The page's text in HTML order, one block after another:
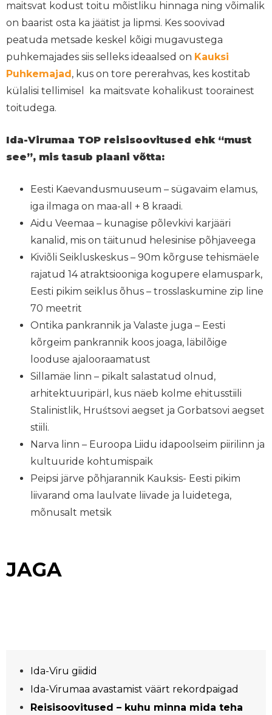
maitsvat kodust toitu mõistliku hinnaga ning võimalik
on baarist osta ka jäätist ja lipmsi. Kes soovivad
peatuda metsade keskel kõigi mugavustega
puhkemajades siis selleks ideaalsed on Kauksi
Puhkemajad , kus on tore pererahvas, kes kostitab
külalisi tellimisel ka maitsvate kohalikust toorainest
toitudega.
Ida-Virumaa TOP reisisoovitused ehk “must
see”, mis tasub plaani võtta:
Eesti Kaevandusmuuseum – sügavaim elamus,
iga ilmaga on maa-all + 8 kraadi.
Aidu Veemaa – kunagise põlevkivi karjääri
kanalid, mis on täitunud helesinise põhjaveega
Kiviõli Seikluskeskus – 90m kõrguse tehismäele
rajatud 14 atraktsiooniga kogupere elamuspark,
Eesti pikim seiklus õhus – trosslaskumine zip line
70 meetrit
Ontika pankrannik ja Valaste juga – Eesti
kõrgeim pankrannik koos joaga, läbilõige
looduse ajalooraamatust
Sillamäe linn – pikalt salastatud olnud,
arhitektuuripärl, kus näeb kolme ehitusstiili
Stalinistlik, Hruśtsovi aegset ja Gorbatsovi aegset
stiili.
Narva linn – Euroopa Liidu idapoolseim piirilinn ja
kultuuride kohtumispaik
Peipsi järve põhjarannik Kauksis- Eesti pikim
liivarand oma laulvate liivade ja luidetega,
mõnusalt metsik
JAGA
Ida-Viru giidid
Ida-Virumaa avastamist väärt rekordpaigad
Reisisoovitused – kuhu minna mida teha